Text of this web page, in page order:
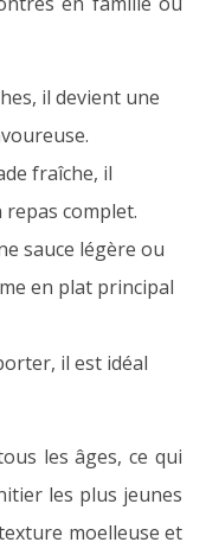
il devient une
fraîche, il
complet.
sauce légère ou
en plat principal
il est idéal
les âges, ce qui
les plus jeunes
moelleuse et